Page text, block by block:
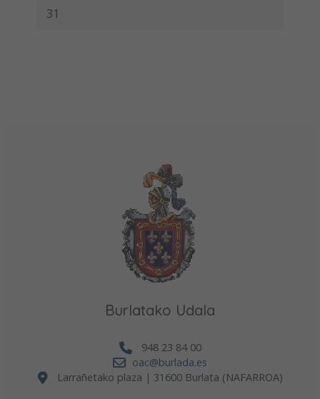
31
Burlatako Udala
948 23 84 00
oac@burlada.es
Larrañetako plaza | 31600 Burlata (NAFARROA)